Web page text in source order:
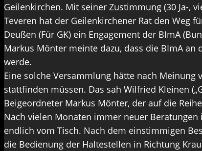
Geilenkirchen. Mit seiner Zustimmung (30 Ja-,
Teveren hat der Geilenkirchener Rat den Weg
Deußen (Für GK) ein Engagement der BImA
Markus Mönter meinte dazu, dass die BImA
werde.
Eine solche Versammlung hätte nach Meinung
stattfinden müssen. Das sah Wilfried Kleinen
Beigeordneter Markus Mönter, der auf die
Nach vielen Monaten immer neuer
endlich vom Tisch. Nach dem einstimmigen
die Bedienung der Haltestellen in Richtung